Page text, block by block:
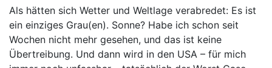
Als hätten sich Wetter und Weltlage verabredet: Es ist
ein einziges Grau(en). Sonne? Habe ich schon seit
Wochen nicht mehr gesehen, und das ist keine
Übertreibung. Und dann wird in den USA – für mich